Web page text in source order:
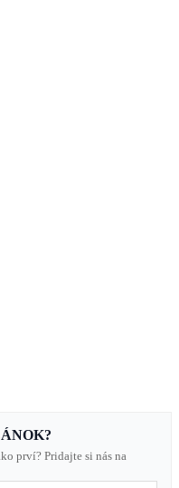
prví? Pridajte si nás na